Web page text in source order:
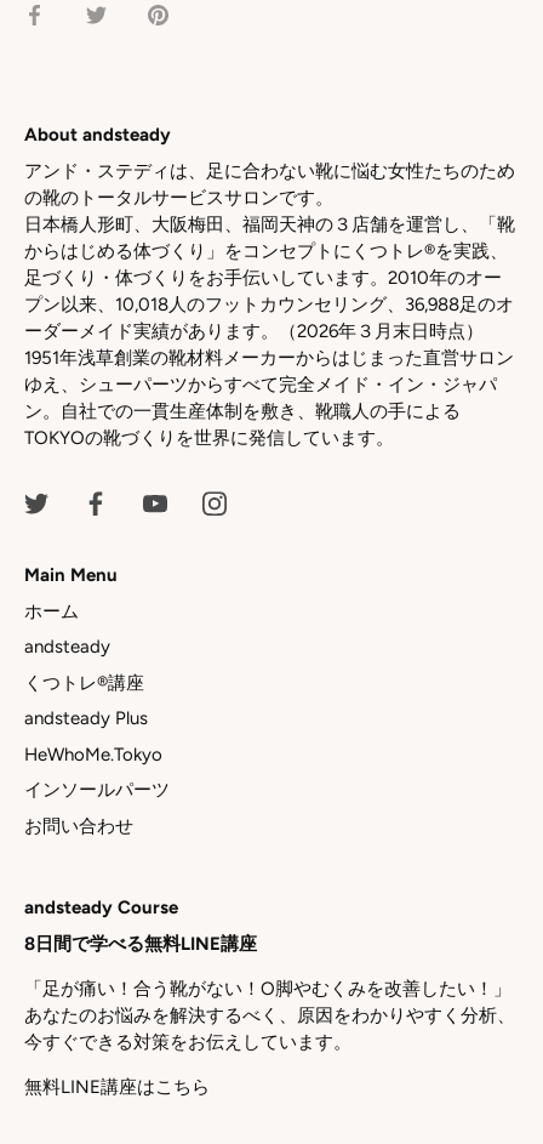
facebookTwitterpinterest
About andsteady
アンド・ステディは、足に合わない靴に悩む女性たちのため
の靴のトータルサービスサロンです。
日本橋人形町、大阪梅田、福岡天神の３店舗を運営し、「靴
からはじめる体づくり」をコンセプトにくつトレ®を実践、
足づくり・体づくりをお手伝いしています。2010年のオー
プン以来、10,018人のフットカウンセリング、36,988足のオ
ーダーメイド実績があります。（2026年３月末日時点）
1951年浅草創業の靴材料メーカーからはじまった直営サロン
ゆえ、シューパーツからすべて完全メイド・イン・ジャパ
ン。自社での一貫生産体制を敷き、靴職人の手による
TOKYOの靴づくりを世界に発信しています。
Main Menu
ホーム
andsteady
くつトレ®講座
andsteady Plus
HeWhoMe.Tokyo
インソールパーツ
お問い合わせ
andsteady Course
8日間で学べる無料LINE講座
「足が痛い！合う靴がない！O脚やむくみを改善したい！」
あなたのお悩みを解決するべく、原因をわかりやすく分析、
今すぐできる対策をお伝えしています。
無料LINE講座はこちら